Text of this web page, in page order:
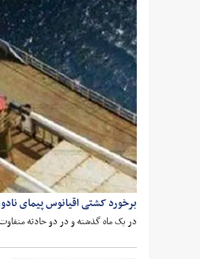
برخورد کشتی اقیانوس پیمای
در یک ماه گذشته و در دو حادثه